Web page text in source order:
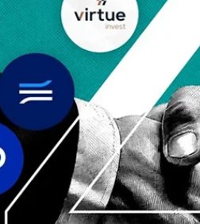
Anderson Timm
22 de jul.
AuC
O falso crescimento do
crescendo ou apenas